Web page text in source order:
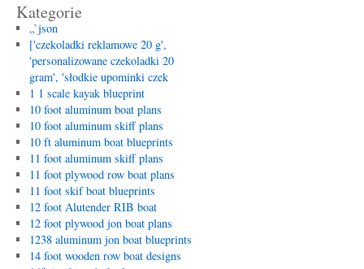
Kategorie
„`json
['czekoladki reklamowe 20 g',
'personalizowane czekoladki 20
gram', 'słodkie upominki czek
1 1 scale kayak blueprint
10 foot aluminum boat plans
10 foot aluminum skiff plans
10 ft aluminum boat blueprints
11 foot aluminum skiff plans
11 foot plywood row boat plans
11 foot skif boat blueprints
12 foot Alutender RIB boat
12 foot plywood jon boat plans
1238 aluminum jon boat blueprints
14 foot wooden row boat designs